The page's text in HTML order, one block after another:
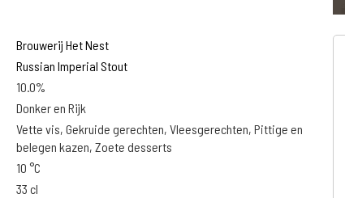
Brouwerij Het Nest
Russian Imperial Stout
10.0%
Donker en Rijk
Vette vis, Gekruide gerechten, Vleesgerechten, Pittige en
belegen kazen, Zoete desserts
10 °C
33 cl